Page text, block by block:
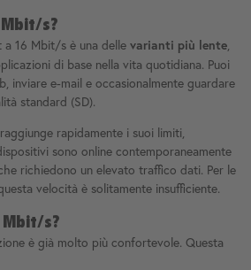
s?
a 16 Mbit/s è una delle varianti più lente
di base nella vita quotidiana. Puoi
inviare e-mail e occasionalmente guardare
standard (SD).
rapidamente i suoi limiti,
sono online contemporaneamente
richiedono un elevato traffico dati. Per le
velocità è solitamente insufficiente.
s?
è già molto più confortevole. Questa